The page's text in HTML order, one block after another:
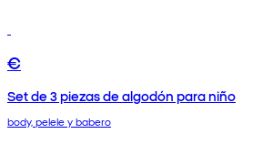
€
Set de 3 piezas de algodón para niño
body, pelele y babero